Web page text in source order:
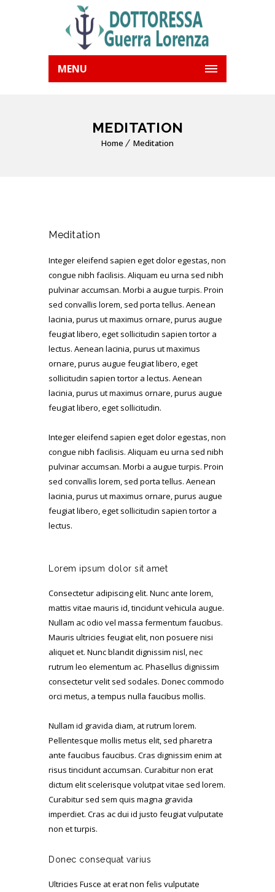
MENU
MEDITATION
Home Meditation
Meditation
Integer eleifend sapien eget dolor egestas, non
congue nibh facilisis. Aliquam eu urna sed nibh
pulvinar accumsan. Morbi a augue turpis. Proin
sed convallis lorem, sed porta tellus. Aenean
lacinia, purus ut maximus ornare, purus augue
feugiat libero, eget sollicitudin sapien tortor a
lectus. Aenean lacinia, purus ut maximus
ornare, purus augue feugiat libero, eget
sollicitudin sapien tortor a lectus. Aenean
lacinia, purus ut maximus ornare, purus augue
feugiat libero, eget sollicitudin.
Integer eleifend sapien eget dolor egestas, non
congue nibh facilisis. Aliquam eu urna sed nibh
pulvinar accumsan. Morbi a augue turpis. Proin
sed convallis lorem, sed porta tellus. Aenean
lacinia, purus ut maximus ornare, purus augue
feugiat libero, eget sollicitudin sapien tortor a
lectus.
Lorem ipsum dolor sit amet
Consectetur adipiscing elit. Nunc ante lorem,
mattis vitae mauris id, tincidunt vehicula augue.
Nullam ac odio vel massa fermentum faucibus.
Mauris ultricies feugiat elit, non posuere nisi
aliquet et. Nunc blandit dignissim nisl, nec
rutrum leo elementum ac. Phasellus dignissim
consectetur velit sed sodales. Donec commodo
orci metus, a tempus nulla faucibus mollis.
Nullam id gravida diam, at rutrum lorem.
Pellentesque mollis metus elit, sed pharetra
ante faucibus faucibus. Cras dignissim enim at
risus tincidunt accumsan. Curabitur non erat
dictum elit scelerisque volutpat vitae sed lorem.
Curabitur sed sem quis magna gravida
imperdiet. Cras ac dui id justo feugiat vulputate
non et turpis.
Donec consequat varius
Ultricies Fusce at erat non felis vulputate